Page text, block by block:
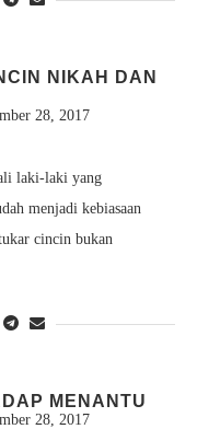
NIKAH DAN
28, 2017
laki-laki yang
menjadi kebiasaan
cincin bukan
MENANTU
28, 2017